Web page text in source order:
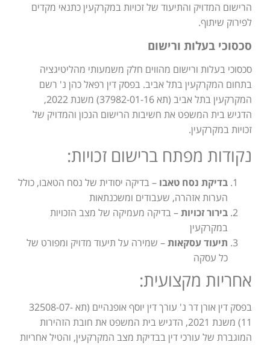
הרישום המדויק והתיעוד של זכויות במקרקעין כתנאי מקדים
לפירוק שיתוף.
סכסוכי בעלות ורישום
סכסוכי בעלות ורישום מהווים חלק משמעותי מהליטיגציה
בתחום המקרקעין בתל אביב. בפסק דין רפאל כהן נ' רשם
המקרקעין בתל אביב (תא 37982-01-16) משנת 2022,
הדגיש בית המשפט את חשיבות הרישום הנכון והמדויק של
זכויות במקרקעין.
נקודות מפתח ברישום זכויות:
בדיקת נסח טאבו – בדיקה יסודית של נסח הטאבו, כולל
הערות אזהרה, שעבודים ומשכנתאות
בירור זכויות– בדיקה מעמיקה של מצב הזכויות
במקרקעין
תיעוד עסקאות– שמירה על תיעוד מדויק ומפורט של
כל עסקה
אחריות מקצועית:
בפסק דין אורן דר נ' עורך דין יוסף אופנהיים (תא 32508-07-
11) משנת 2021, הדגיש בית המשפט את חובת הזהירות
המוגברת של עורכי דין בבדיקת מצב המקרקעין, והטיל אחריות